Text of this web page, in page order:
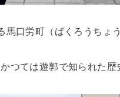
口労町（ばくろうちょ
つては遊郭で知られた歴